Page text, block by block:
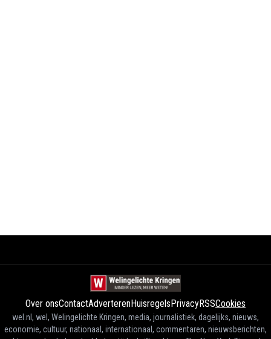
Over onsContactAdverterenHuisregelsPrivacyRSSCookies
wel.nl, wel, Welingelichte Kringen, media, journalistiek, dagelijks, nieuws,
economie, cultuur, nationaal, internationaal, commentaren, nieuwsberichten,